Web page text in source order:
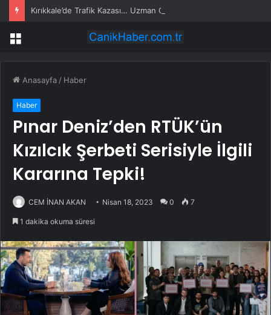
Kırıkkale’de Trafik Kazası… Uzman Çavuş Hayatını Kaybetti
Menü
Anasayfa / Haber
Haber
Pınar Deniz’den RTÜK’ün
Kızılcık Şerbeti Serisiyle İlgili
Kararına Tepki!
CEM İNAN AKAN Nisan 18, 2023 0 7
1 dakika okuma süresi